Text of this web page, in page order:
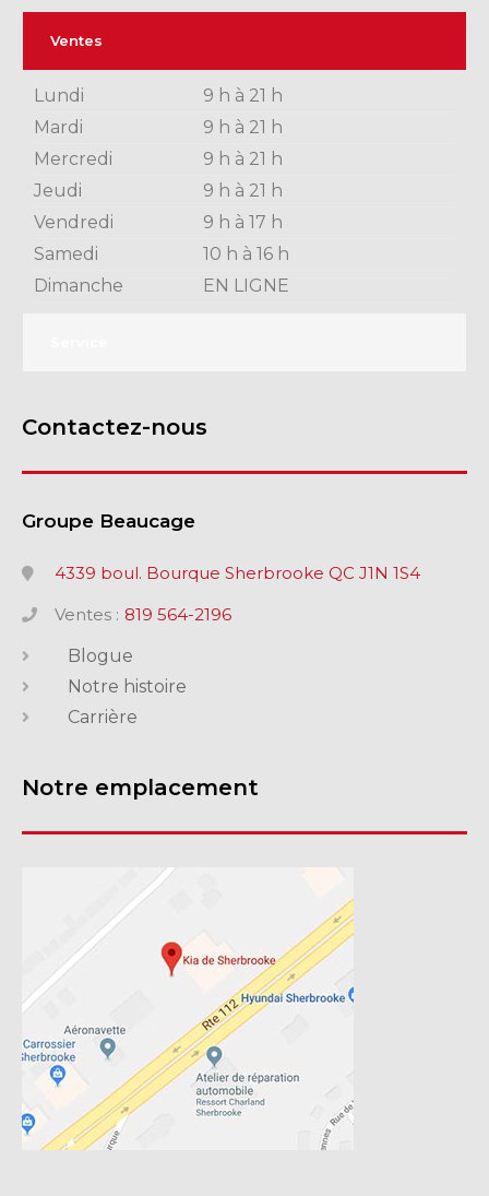
Ventes
Lundi
9 h à 21 h
Mardi
9 h à 21 h
Mercredi
9 h à 21 h
Jeudi
9 h à 21 h
Vendredi
9 h à 17 h
Samedi
10 h à 16 h
Dimanche
EN LIGNE
Contactez-nous
Groupe Beaucage
4339 boul. Bourque Sherbrooke QC J1N 1S4
Ventes : 819 564-2196
Blogue
Notre histoire
Carrière
Notre emplacement